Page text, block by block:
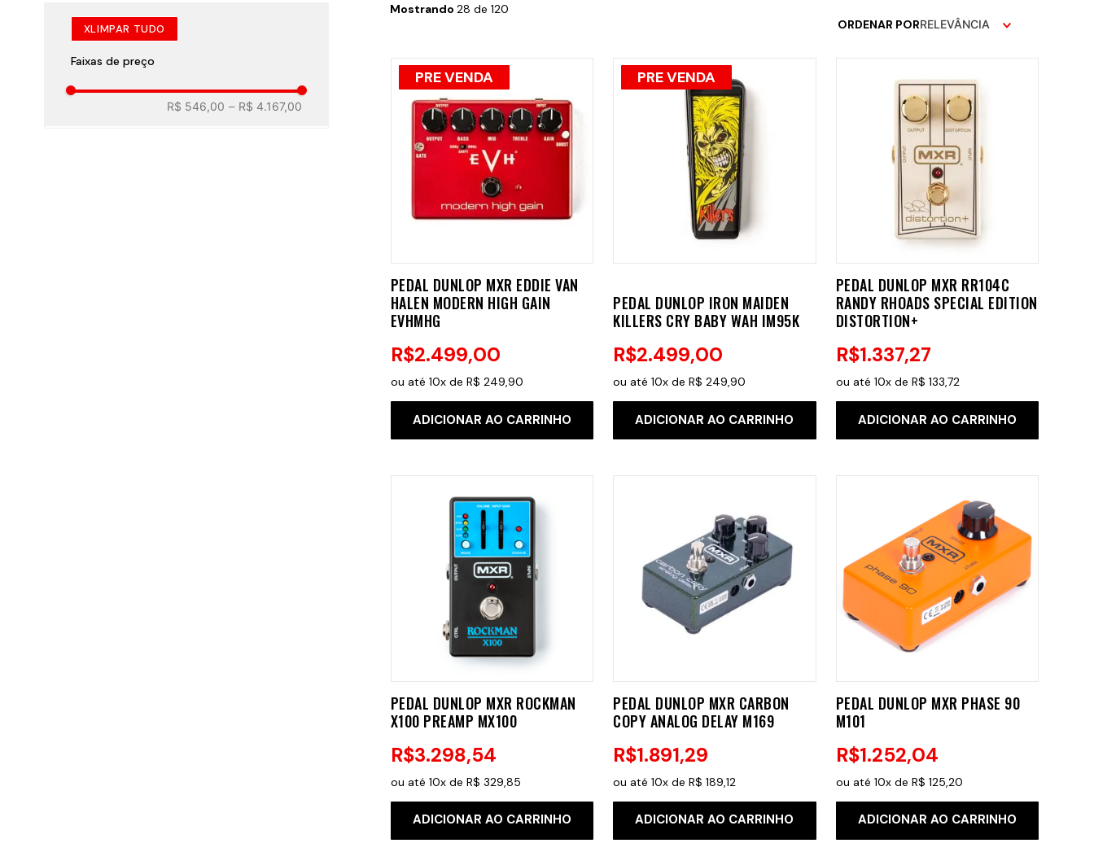
Faixas de preço
R$ 546,00 – R$ 4.167,00
LIMPAR TUDO
Mostrando 28 de 120
ORDENAR PORRELEVÂNCIA
PRE VENDA
PEDAL DUNLOP MXR EDDIE VAN
HALEN MODERN HIGH GAIN
EVHMHG
R$2.499,00
ou até 10x de R$ 249,90
ADICIONAR AO CARRINHO
PRE VENDA
PEDAL DUNLOP IRON MAIDEN
KILLERS CRY BABY WAH IM95K
R$2.499,00
ou até10x deR$ 249,90
ADICIONAR AO CARRINHO
PEDAL DUNLOP MXR RR104C
RANDY RHOADS SPECIAL EDITION
DISTORTION+
R$1.337,27
ou até 10x de R$ 133,72
ADICIONAR AO CARRINHO
PEDAL DUNLOP MXR ROCKMAN
X100 PREAMP MX100
R$3.298,54
ou até 10x de R$ 329 85
ADICIONAR AO CARRINHO
PEDAL DUNLOP MXR CARBON
COPY ANALOG DELAY M169
R$1.891,29
ou até10x deR$ 189 ,12
ADICIONAR AO CARRINHO
PEDAL DUNLOP MXR PHASE 90
M101
R$1.252,04
ou até 10x de R$ 125 20
ADICIONAR AO CARRINHO